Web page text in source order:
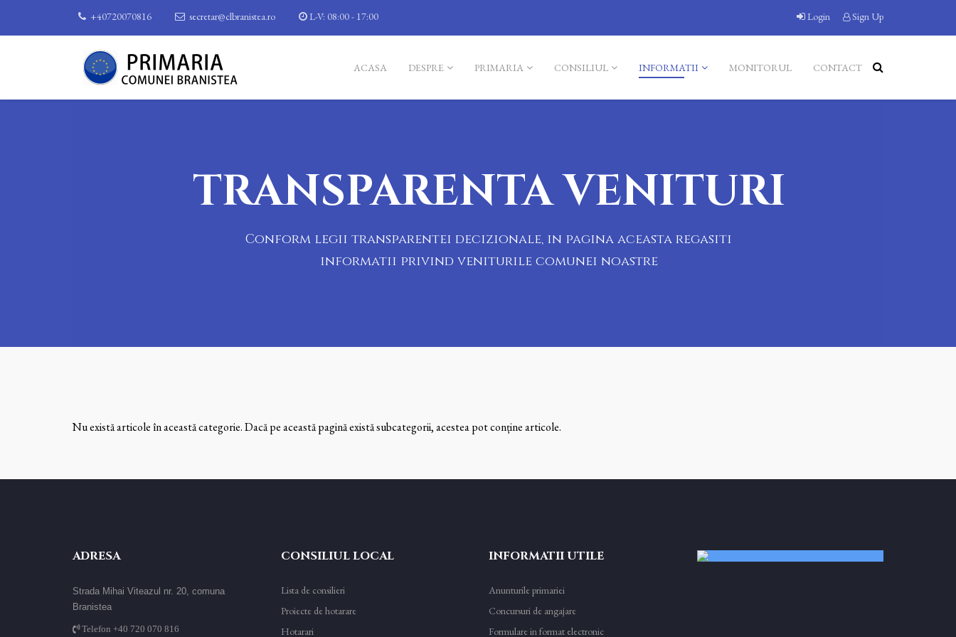
+40720070816 secretar@clbranistea.ro L-V: 08:00 - 17:00 Login Sign Up
ACASA DESPRE PRIMARIA CONSILIUL INFORMATII MONITORUL CONTACT
TRANSPARENTA VENITURI
Conform legii transparentei decizionale, in pagina aceasta regasiti
informatii privind veniturile comunei noastre
Nu există articole în această categorie. Dacă pe această pagină există subcategorii, acestea pot conține articole.
ADRESA
Strada Mihai Viteazul nr. 20, comuna
Branistea
Telefon +40 720 070 816
CONSILIUL LOCAL
Lista de consilieri
Proiecte de hotarare
Hotarari
INFORMATII UTILE
Anunturile primariei
Concursuri de angajare
Formulare in format electronic